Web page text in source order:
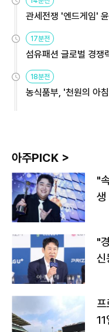
관세전쟁 '엔드게임'
용해야
17분전
섬유패션 글로벌 경
원
18분전
농식품부, '천원의 아
아주PICK >
"
생
"
신
프